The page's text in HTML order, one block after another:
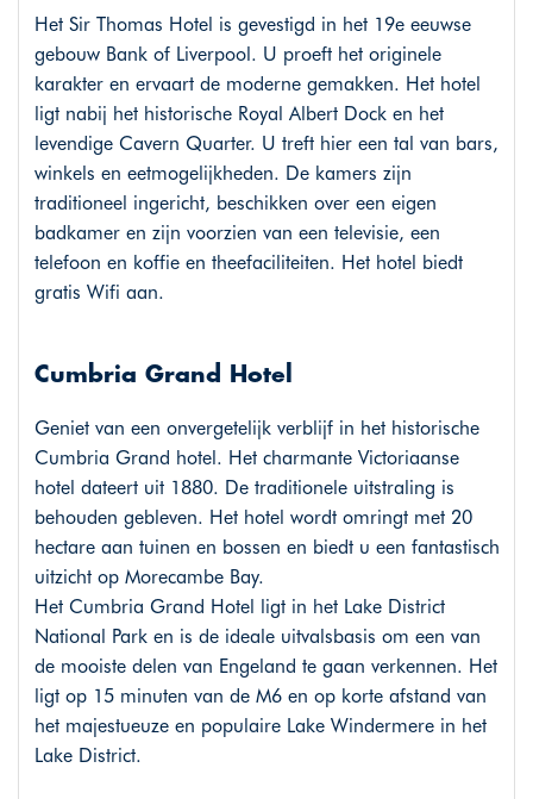
Het Sir Thomas Hotel is gevestigd in het 19e eeuwse
gebouw Bank of Liverpool. U proeft het originele
karakter en ervaart de moderne gemakken. Het hotel
ligt nabij het historische Royal Albert Dock en het
levendige Cavern Quarter. U treft hier een tal van bars,
winkels en eetmogelijkheden. De kamers zijn
traditioneel ingericht, beschikken over een eigen
badkamer en zijn voorzien van een televisie, een
telefoon en koffie en theefaciliteiten. Het hotel biedt
gratis Wifi aan.
Cumbria Grand Hotel
Geniet van een onvergetelijk verblijf in het historische
Cumbria Grand hotel. Het charmante Victoriaanse
hotel dateert uit 1880. De traditionele uitstraling is
behouden gebleven. Het hotel wordt omringt met 20
hectare aan tuinen en bossen en biedt u een fantastisch
uitzicht op Morecambe Bay.
Het Cumbria Grand Hotel ligt in het Lake District
National Park en is de ideale uitvalsbasis om een van
de mooiste delen van Engeland te gaan verkennen. Het
ligt op 15 minuten van de M6 en op korte afstand van
het majestueuze en populaire Lake Windermere in het
Lake District.